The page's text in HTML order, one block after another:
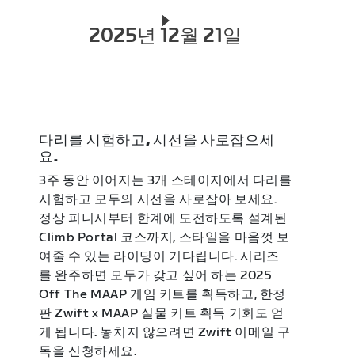
2025년 12월 21일
다리를 시험하고, 시선을 사로잡으세
요.
3주 동안 이어지는 3개 스테이지에서 다리를
시험하고 모두의 시선을 사로잡아 보세요.
정상 피니시부터 한계에 도전하도록 설계된
Climb Portal 코스까지, 스타일을 마음껏 보
여줄 수 있는 라이딩이 기다립니다. 시리즈
를 완주하면 모두가 갖고 싶어 하는 2025
Off The MAAP 게임 키트를 획득하고, 한정
판 Zwift x MAAP 실물 키트 획득 기회도 얻
게 됩니다. 놓치지 않으려면 Zwift 이메일 구
독을 신청하세요.